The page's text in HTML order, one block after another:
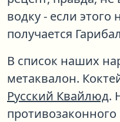
водку - если этого
получается
В список наших
метаквалон.
Русский Квайлюд.